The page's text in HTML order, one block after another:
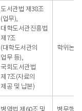
도서관법 제38조
(업무),
대학도서관진흥법
제7조
(대학도서관의
업무 등),
국회도서관법
제7조(자료의
제공 및 납본)
학위논문